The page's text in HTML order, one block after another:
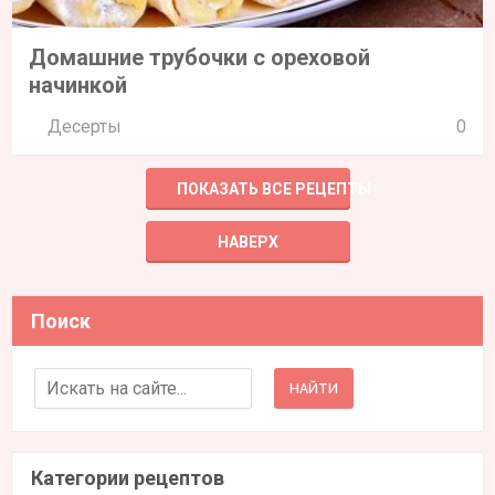
Домашние трубочки с ореховой
начинкой
Десерты 0
ПОКАЗАТЬ ВСЕ РЕЦЕПТЫ
НАВЕРХ
Поиск
Search for:
Категории рецептов